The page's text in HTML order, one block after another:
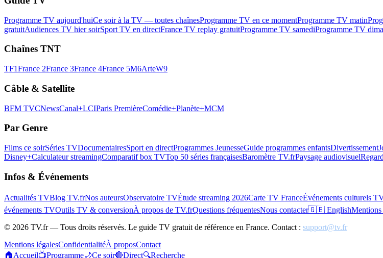
Programme TV aujourd'huiCe soir à la TV — toutes chaînesProgramme TV en ce momentProgramme TV matin
gratuitAudiences TV hier soirSport TV en directFrance TV replay gratuitProgramme TV samediProgramme TV
Chaînes TNT
TF1France 2France 3France 4France 5M6ArteW9
Câble & Satellite
BFM TVCNewsCanal+LCIParis PremièreComédie+Planète+MCM
Par Genre
Films ce soirSéries TVDocumentairesSport en directProgrammes JeunesseGuide programmes enfantsDivertissement
Disney+Calculateur streamingComparatif box TVTop 50 séries françaisesBaromètre TV.frPaysage audiovisuel
Infos & Événements
Actualités TVBlog TV.frNos auteursObservatoire TVÉtude streaming 2026Carte TV FranceÉvénements culturels
événements TVOutils TV & conversionÀ propos de TV.frQuestions fréquentesNous contacter🇬🇧 EnglishMentions
© 2026 TV.fr — Tous droits réservés. Le guide TV gratuit de référence en France. Contact : support@tv.fr
Mentions légalesConfidentialitéÀ proposContact
🏠Accueil📺Programme🌙Ce soir🔴Direct🔍Recherche